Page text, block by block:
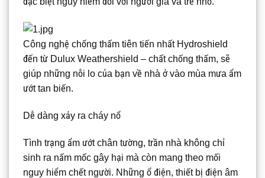
Công nghệ chống thấm tiên tiến nhất Hydroshield
đến từ Dulux Weathershield – chất chống thấm, sẽ
giúp những nỗi lo của bạn về nhà ở vào mùa mưa ẩm
ướt tan biến.
Dễ dàng xảy ra cháy nổ
Tình trạng ẩm ướt chân tường, trần nhà không chỉ
sinh ra nấm mốc gây hại mà còn mang theo mối
nguy hiểm chết người. Những ổ điện, thiết bị điện âm